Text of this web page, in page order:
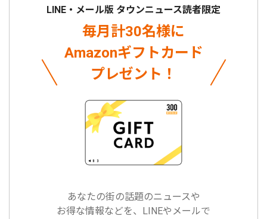
LINE・メール版 タウンニュース読者限定
毎月計30名様に
Amazonギフトカード
プレゼント！
あなたの街の話題のニュースや
お得な情報などを、LINEやメールで